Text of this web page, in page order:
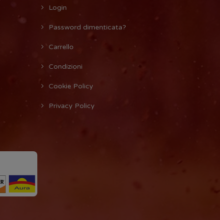
Login
Password dimenticata?
Carrello
Condizioni
Cookie Policy
Privacy Policy